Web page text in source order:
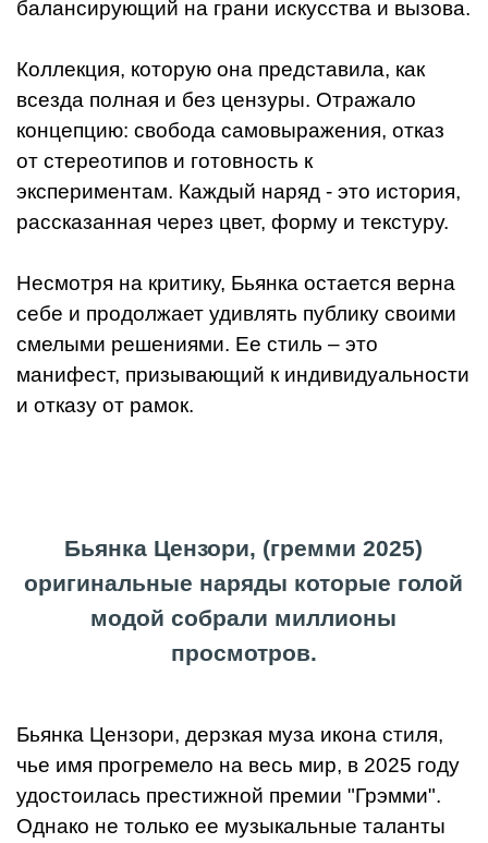
балансирующий на грани искусства и вызова.
Коллекция, которую она представила, как
всезда полная и без цензуры. Отражало
концепцию: свобода самовыражения, отказ
от стереотипов и готовность к
экспериментам. Каждый наряд - это история,
рассказанная через цвет, форму и текстуру.
Несмотря на критику, Бьянка остается верна
себе и продолжает удивлять публику своими
смелыми решениями. Ее стиль – это
манифест, призывающий к индивидуальности
и отказу от рамок.
Бьянка Цензори, (гремми 2025)
оригинальные наряды которые голой
модой собрали миллионы
просмотров.
Бьянка Цензори, дерзкая муза икона стиля,
чье имя прогремело на весь мир, в 2025 году
удостоилась престижной премии "Грэмми".
Однако не только ее музыкальные таланты